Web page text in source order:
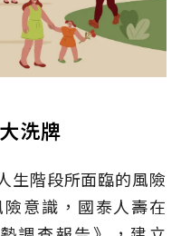
洗牌
生階段所面臨的風險
意識，國泰人壽在